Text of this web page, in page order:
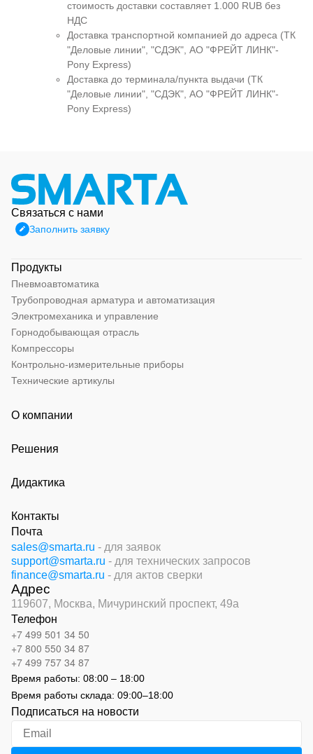
стоимость доставки составляет 1.000 RUB без
НДС
Доставка транспортной компанией до адреса (ТК
"Деловые линии", "СДЭК", АО "ФРЕЙТ ЛИНК"-
Pony Express)
Доставка до терминала/пункта выдачи (ТК
"Деловые линии", "СДЭК", АО "ФРЕЙТ ЛИНК"-
Pony Express)
Связаться с нами
Заполнить заявку
Продукты
Пневмоавтоматика
Трубопроводная арматура и автоматизация
Электромеханика и управление
Горнодобывающая отрасль
Компрессоры
Контрольно-измерительные приборы
Технические артикулы
О компании
Решения
Дидактика
Контакты
Почта
sales@smarta.ru - для заявок
support@smarta.ru - для технических запросов
finance@smarta.ru - для актов сверки
Адрес
119607, Москва, Мичуринский проспект, 49а
Телефон
+7 499 501 34 50
+7 800 550 34 87
+7 499 757 34 87
Время работы: 08:00 – 18:00
Время работы склада: 09:00–18:00
Подписаться на новости